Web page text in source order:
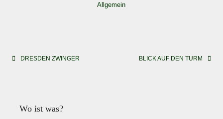
Allgemein
Beitragsnavigation
DRESDEN ZWINGER BLICK AUF DEN TURM
Wo ist was?